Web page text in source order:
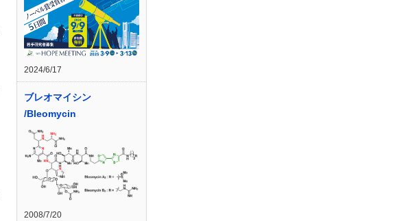
2024/6/17
ブレオマイシン
/Bleomycin
2008/7/20